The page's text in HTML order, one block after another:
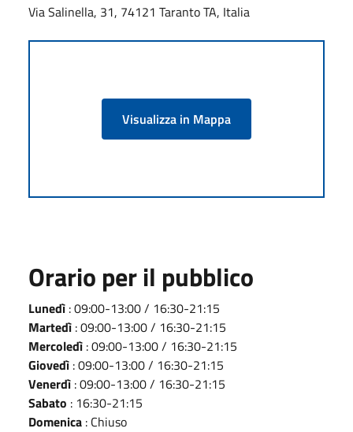
Via Salinella, 31, 74121 Taranto TA, Italia
Visualizza in Mappa
Orario per il pubblico
Lunedì : 09:00-13:00 / 16:30-21:15
Martedì : 09:00-13:00 / 16:30-21:15
Mercoledì : 09:00-13:00 / 16:30-21:15
Giovedì : 09:00-13:00 / 16:30-21:15
Venerdì : 09:00-13:00 / 16:30-21:15
Sabato : 16:30-21:15
Domenica : Chiuso